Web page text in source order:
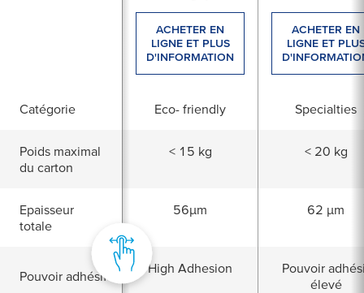
ACHETER EN
LIGNE ET PLUS
D'INFORMATION
ACHETER EN
LIGNE ET
Catégorie Eco- friendly Specialties
Poids maximal
du carton
< 15 kg < 20 kg
Epaisseur
totale
56µm 62 µm
Pouvoir adhésif
High Adhesion
Pouvoir
élevé